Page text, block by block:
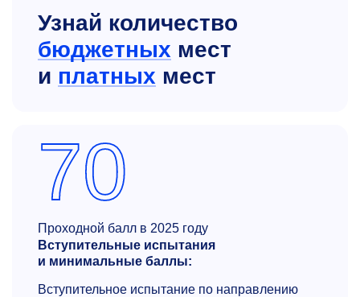
Узнай количество
бюджетных мест
и платных мест
70
Проходной балл в 2025 году
Вступительные испытания
и минимальные баллы:
Вступительное испытание по направлению